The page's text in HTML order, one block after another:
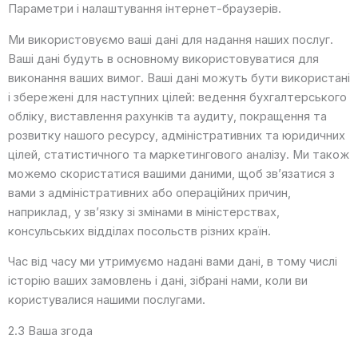
Параметри і налаштування інтернет-браузерів.
Ми використовуємо ваші дані для надання наших послуг.
Ваші дані будуть в основному використовуватися для
виконання ваших вимог. Ваші дані можуть бути використані
і збережені для наступних цілей: ведення бухгалтерського
обліку, виставлення рахунків та аудиту, покращення та
розвитку нашого ресурсу, адміністративних та юридичних
цілей, статистичного та маркетингового аналізу. Ми також
можемо скористатися вашими даними, щоб зв’язатися з
вами з адміністративних або операційних причин,
наприклад, у зв’язку зі змінами в міністерствах,
консульських відділах посольств різних країн.
Час від часу ми утримуємо надані вами дані, в тому числі
історію ваших замовлень і дані, зібрані нами, коли ви
користувалися нашими послугами.
2.3 Ваша згода